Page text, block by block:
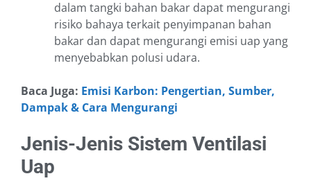
dalam tangki bahan bakar dapat mengurangi
risiko bahaya terkait penyimpanan bahan
bakar dan dapat mengurangi emisi uap yang
menyebabkan polusi udara.
Baca Juga: Emisi Karbon: Pengertian, Sumber,
Dampak & Cara Mengurangi
Jenis-Jenis Sistem Ventilasi
Uap